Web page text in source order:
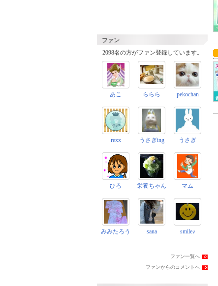
ファン
2098名の方がファン登録しています。
あこ ららら pekochan
rexx うさぎing うさぎ
ひろ 栄養ちゃん マム
みみたろう sana smile♪
ファン一覧へ
ファンからのコメントへ